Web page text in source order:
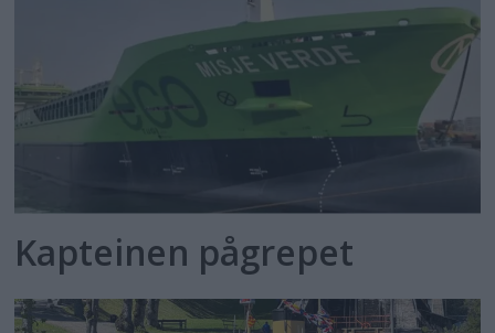
Kapteinen pågrepet